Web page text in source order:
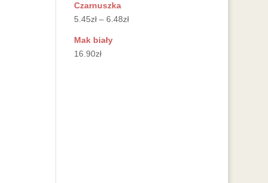
Czarnuszka
5.45zł –6.48zł
Mak biały
16.90zł